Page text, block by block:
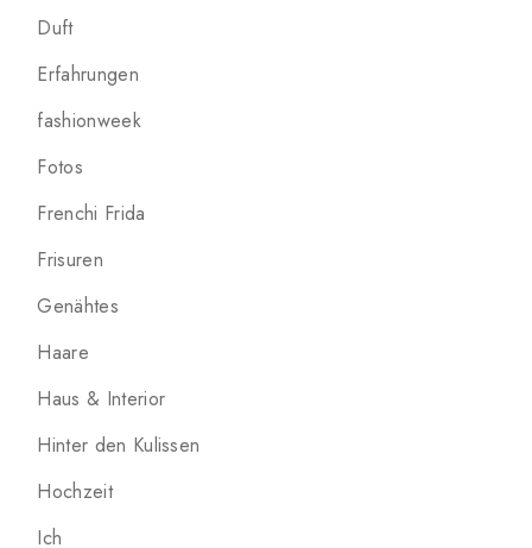
Duft
Erfahrungen
fashionweek
Fotos
Frenchi Frida
Frisuren
Genähtes
Haare
Haus & Interior
Hinter den Kulissen
Hochzeit
Ich